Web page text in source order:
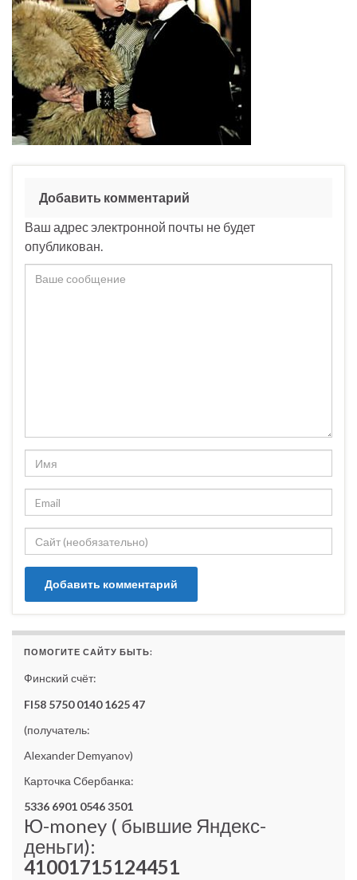
Добавить комментарий
Ваш адрес электронной почты не будет
опубликован.
ПОМОГИТЕ САЙТУ БЫТЬ:
Финский счёт:
FI58 5750 0140 1625 47
(получатель:
Alexander Demyanov)
Карточка Сбербанка:
5336 6901 0546 3501
Ю-money ( бывшие Яндекс-
деньги):
41001715124451